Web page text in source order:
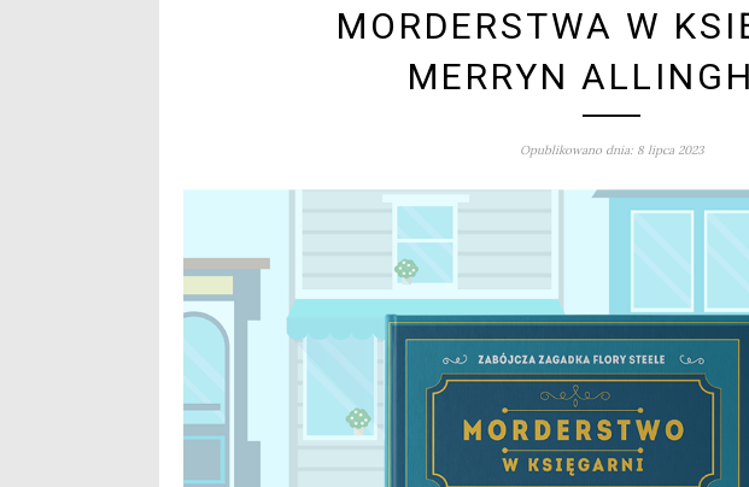
MORDERSTWA W
MERRYN
Opublikowano dnia: 8 lipca 2023